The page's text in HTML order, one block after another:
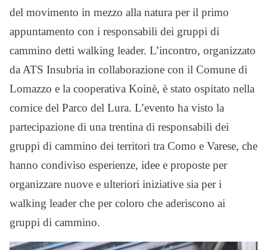
del movimento in mezzo alla natura per il primo
appuntamento con i responsabili dei gruppi di
cammino detti walking leader. L’incontro, organizzato
da ATS Insubria in collaborazione con il Comune di
Lomazzo e la cooperativa Koinè, è stato ospitato nella
cornice del Parco del Lura. L’evento ha visto la
partecipazione di una trentina di responsabili dei
gruppi di cammino dei territori tra Como e Varese, che
hanno condiviso esperienze, idee e proposte per
organizzare nuove e ulteriori iniziative sia per i
walking leader che per coloro che aderiscono ai
gruppi di cammino.